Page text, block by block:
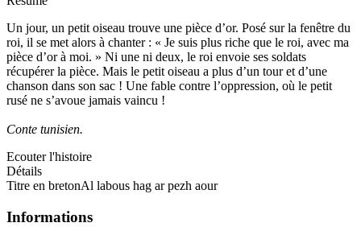
Un jour, un petit oiseau trouve une pièce d’or. Posé sur la fenêtre du
roi, il se met alors à chanter : « Je suis plus riche que le roi, avec ma
pièce d’or à moi. » Ni une ni deux, le roi envoie ses soldats
récupérer la pièce. Mais le petit oiseau a plus d’un tour et d’une
chanson dans son sac ! Une fable contre l’oppression, où le petit
rusé ne s’avoue jamais vaincu !
Conte tunisien.
Ecouter l'histoire
Détails
Titre en bretonAl labous hag ar pezh aour
Informations